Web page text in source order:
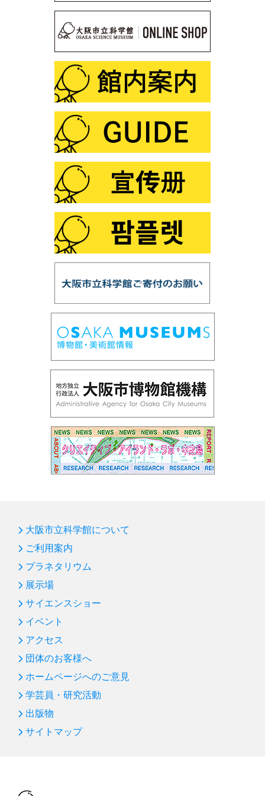
大阪市立科学館について
ご利用案内
プラネタリウム
展示場
サイエンスショー
イベント
アクセス
団体のお客様へ
ホームページへのご意見
学芸員・研究活動
出版物
サイトマップ